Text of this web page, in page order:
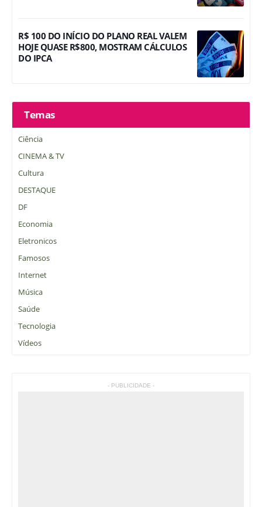
R$ 100 DO INÍCIO DO PLANO REAL VALEM
HOJE QUASE R$800, MOSTRAM CÁLCULOS
DO IPCA
Temas
Ciência
CINEMA & TV
Cultura
DESTAQUE
DF
Economia
Eletronicos
Famosos
Internet
Música
Saúde
Tecnologia
Vídeos
- PUBLICIDADE -